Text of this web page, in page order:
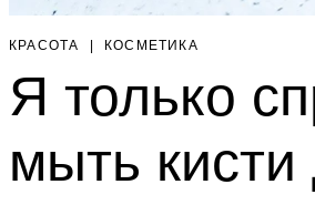
КРАСОТА | КОСМЕТИКА
Я только
мыть